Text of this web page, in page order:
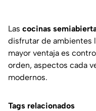
Las cocinas
disfrutar de ambientes
mayor ventaja es
orden, aspectos cada
modernos.
Tags relacionados